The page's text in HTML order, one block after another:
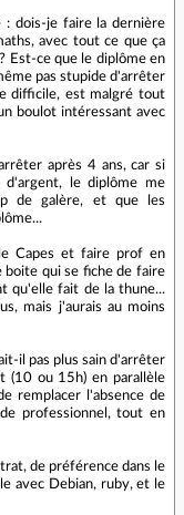
: dois-je faire la dernière
avec tout ce que ça
Est-ce que le diplôme en
pas stupide d'arrêter
difficile, est malgré tout
boulot intéressant avec
après 4 ans, car si
d'argent, le diplôme me
de galère, et que les
Capes et faire prof en
boite qui se fiche de faire
qu'elle fait de la thune...
mais j'aurais au moins
il pas plus sain d'arrêter
(10 ou 15h) en parallèle
remplacer l'absence de
professionnel, tout en
de préférence dans le
avec Debian, ruby, et le